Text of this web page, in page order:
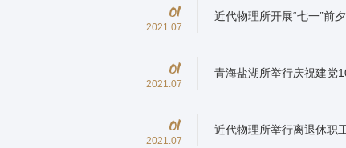
01
2021.07
近代物理所开展“七一”前
01
2021.07
青海盐湖所举行庆祝建党
01
2021.07
近代物理所举行离退休职